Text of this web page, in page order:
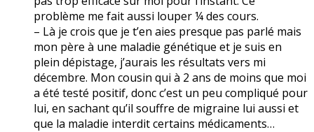
problème me fait aussi louper ¼ des cours.
– Là je crois que je t’en aies presque pas parlé mais
mon père à une maladie génétique et je suis en
plein dépistage, j’aurais les résultats vers mi
décembre. Mon cousin qui à 2 ans de moins que moi
a été testé positif, donc c’est un peu compliqué pour
lui, en sachant qu’il souffre de migraine lui aussi et
que la maladie interdit certains médicaments…